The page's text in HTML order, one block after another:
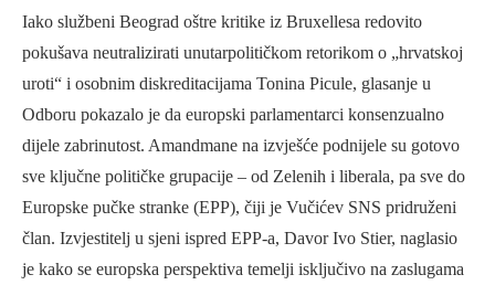
Iako službeni Beograd oštre kritike iz Bruxellesa redovito
pokušava neutralizirati unutarpolitičkom retorikom o „hrvatskoj
uroti“ i osobnim diskreditacijama Tonina Picule, glasanje u
Odboru pokazalo je da europski parlamentarci konsenzualno
dijele zabrinutost. Amandmane na izvješće podnijele su gotovo
sve ključne političke grupacije – od Zelenih i liberala, pa sve do
Europske pučke stranke (EPP), čiji je Vučićev SNS pridruženi
član. Izvjestitelj u sjeni ispred EPP-a, Davor Ivo Stier, naglasio
je kako se europska perspektiva temelji isključivo na zaslugama